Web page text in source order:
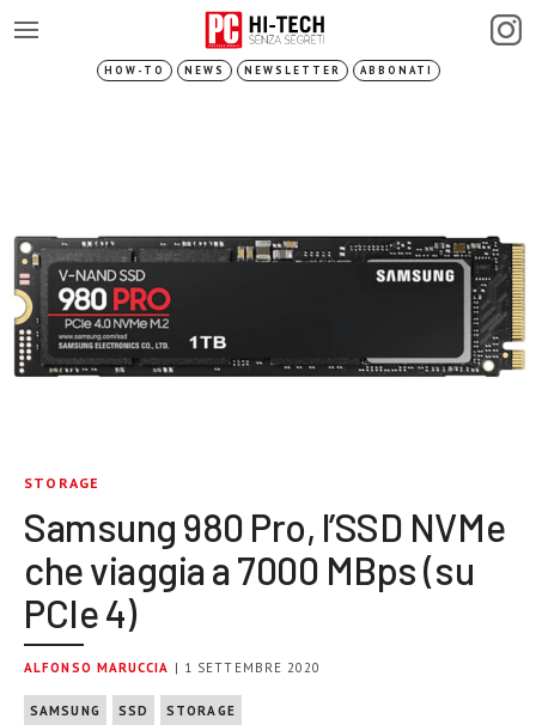
HOW-TO NEWS NEWSLETTER ABBONATI
STORAGE
Samsung 980 Pro, l’SSD NVMe
che viaggia a 7000 MBps (su
PCIe 4)
ALFONSO MARUCCIA | 1 SETTEMBRE 2020
SAMSUNG SSD STORAGE